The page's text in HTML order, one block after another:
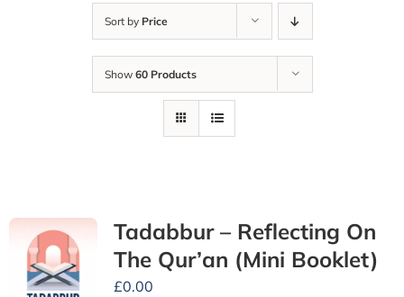
Sort by Price
Show 60 Products
Tadabbur – Reflecting On
The Qur’an (Mini Booklet)
£0.00